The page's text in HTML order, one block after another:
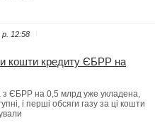
12:58
кошти кредиту ЄБРР на
з ЄБРР на 0,5 млрд уже укладена,
і перші обсяги газу за ці кошти